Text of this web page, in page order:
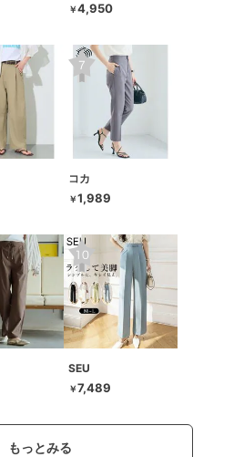
￥4,950
コカ
￥1,989
SEU
￥7,489
もっとみる